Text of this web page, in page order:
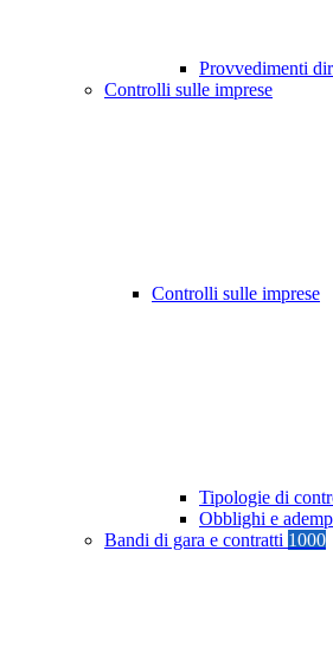
Provvedimenti
Controlli sulle imprese
Controlli sulle imprese
Tipologie di
Obblighi e
Bandi di gara e contratti 1000